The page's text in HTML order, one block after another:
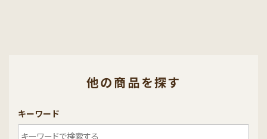
他の商品を探す
キーワード